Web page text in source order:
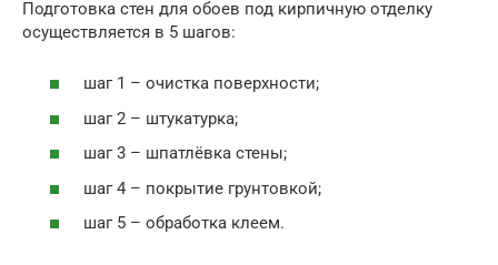
Подготовка стен для обоев под кирпичную отделку
осуществляется в 5 шагов:
шаг 1 – очистка поверхности;
шаг 2 – штукатурка;
шаг 3 – шпатлёвка стены;
шаг 4 – покрытие грунтовкой;
шаг 5 – обработка клеем.